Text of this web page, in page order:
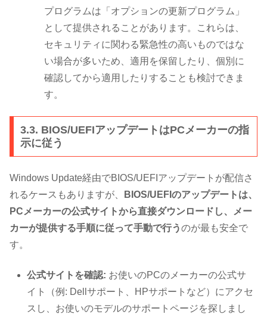
プログラムは「オプションの更新プログラム」
として提供されることがあります。これらは、
セキュリティに関わる緊急性の高いものではな
い場合が多いため、適用を保留したり、個別に
確認してから適用したりすることも検討できま
す。
3.3. BIOS/UEFIアップデートはPCメーカーの指
示に従う
Windows Update経由でBIOS/UEFIアップデートが配信さ
れるケースもありますが、
BIOS/UEFIのアップデートは、
PCメーカーの公式サイトから直接ダウンロードし、メー
カーが提供する手順に従って手動で行うのが最も安全で
す。
公式サイトを確認: お使いのPCのメーカーの公式サ
イト（例: Dellサポート、HPサポートなど）にアクセ
スし、お使いのモデルのサポートページを探しまし